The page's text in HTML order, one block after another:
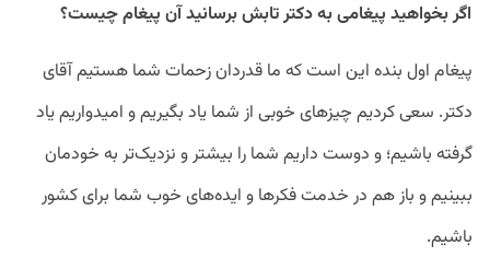
اگر بخواهید پیغامی به دکتر تابش برسانید آن پیغام چیست؟
پیغام اول بنده این است که ما قدردان زحمات شما هستیم آقای
دکتر. سعی کردیم چیزهای خوبی از شما یاد بگیریم و امیدواریم یاد
گرفته باشیم؛ و دوست داریم شما را بیشتر و نزدیک‌تر به خودمان
ببینیم و باز هم در خدمت فکرها و ایده‌های خوب شما برای کشور
باشیم.